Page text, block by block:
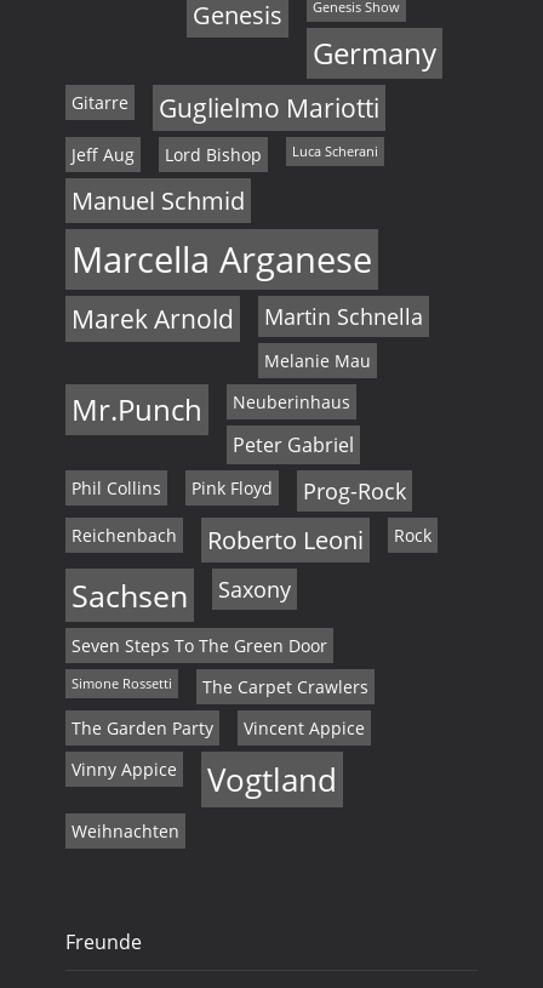
Genesis Genesis Show
Germany
Gitarre Guglielmo Mariotti
Jeff Aug Lord Bishop Luca Scherani
Manuel Schmid
Marcella Arganese
Marek Arnold Martin Schnella
Melanie Mau
Mr.Punch Neuberinhaus
Peter Gabriel
Phil Collins Pink Floyd Prog-Rock
Reichenbach Roberto Leoni Rock
Sachsen Saxony
Seven Steps To The Green Door
Simone Rossetti
The Carpet Crawlers
The Garden Party
Vincent Appice
Vinny Appice
Vogtland
Weihnachten
Freunde